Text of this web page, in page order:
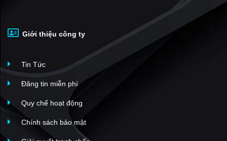
Giới thiệu công ty
Tin Tức
Đăng tin miễn phí
Quy chế hoạt động
Chính sách bảo mật